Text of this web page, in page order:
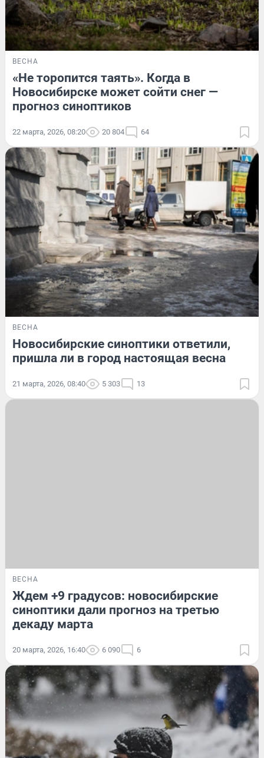
ВЕСНА
«Не торопится таять». Когда в
Новосибирске может сойти снег —
прогноз синоптиков
22 марта, 2026, 08:20 20 804 64
ВЕСНА
Новосибирские синоптики ответили,
пришла ли в город настоящая весна
21 марта, 2026, 08:40 5 303 13
ВЕСНА
Ждем +9 градусов: новосибирские
синоптики дали прогноз на третью
декаду марта
20 марта, 2026, 16:40 6 090 6